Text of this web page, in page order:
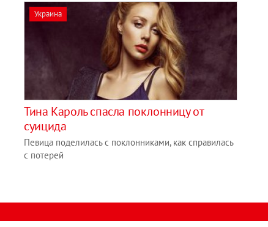
Украина
Тина Кароль спасла поклонницу от
суицида
Певица поделилась с поклонниками, как справилась
с потерей